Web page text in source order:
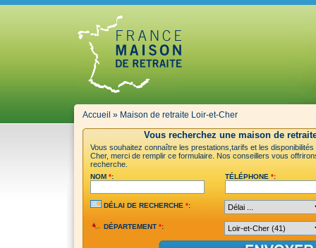
Accueil » Maison de retraite Loir-et-Cher
Vous recherchez une maison de
Vous souhaitez connaître les prestations,tarifs et les
Cher, merci de remplir ce formulaire. Nos conseillers vous
recherche.
NOM *: TÉLÉPHONE *:
DÉLAI DE RECHERCHE *:
DÉPARTEMENT *: